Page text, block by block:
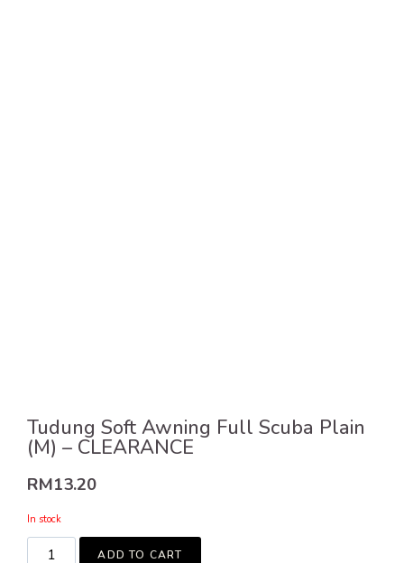
Tudung Soft Awning Full Scuba Plain
(M) – CLEARANCE
RM13.20
In stock
ADD TO CART